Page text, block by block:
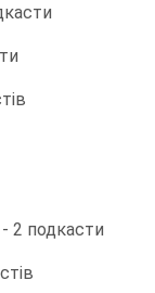
- 2 подкасти